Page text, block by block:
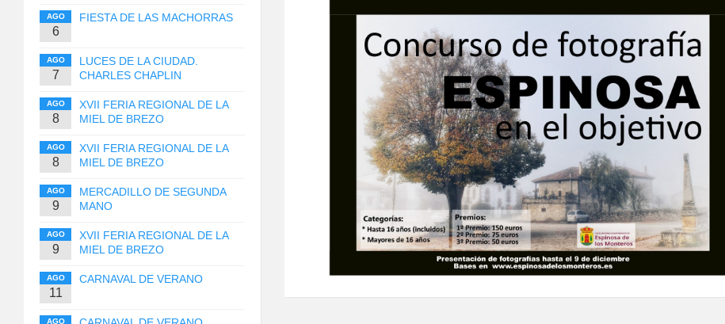
AGO
6
FIESTA DE LAS MACHORRAS
AGO
7
LUCES DE LA CIUDAD.
CHARLES CHAPLIN
AGO
8
XVII FERIA REGIONAL DE LA
MIEL DE BREZO
AGO
8
XVII FERIA REGIONAL DE LA
MIEL DE BREZO
AGO
9
MERCADILLO DE SEGUNDA
MANO
AGO
9
XVII FERIA REGIONAL DE LA
MIEL DE BREZO
AGO
11
CARNAVAL DE VERANO
AGO